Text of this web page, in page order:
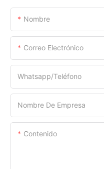
Nombre
Correo Electrónico
Whatsapp/Teléfono
Nombre De Empresa
Contenido